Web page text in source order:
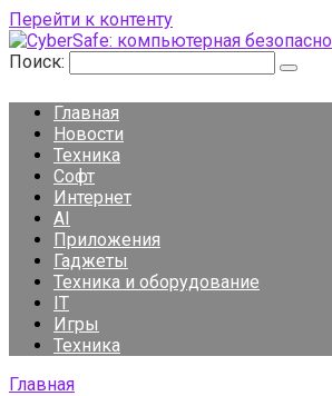
Перейти к контенту
Поиск:
Главная
Новости
Техника
Софт
Интернет
AI
Приложения
Гаджеты
Техника и оборудование
IT
Игры
Техника
Главная